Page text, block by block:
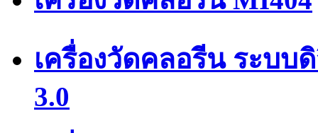
เครื่องวัดคลอรีน ระบบ
3.0